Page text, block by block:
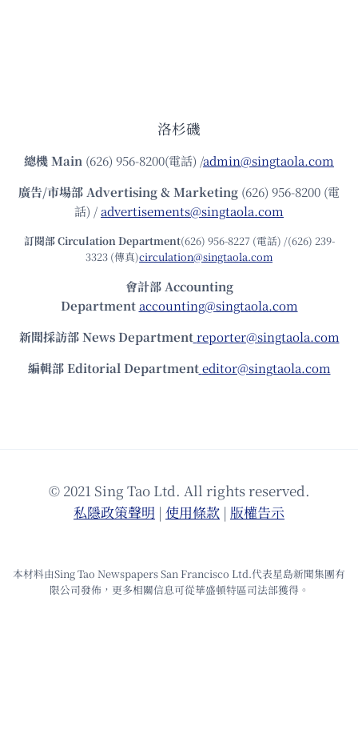
洛杉磯
總機Main (626) 956-8200(電話) /admin@singtaola.com
廣告/市場部Advertising & Marketing (626) 956-8200 (電
話) /advertisements@singtaola.com
訂閱部 Circulation Department(626) 956-8227 (電話) /(626) 239-
3323 (傳真)circulation@singtaola.com
會計部 Accounting
Department accounting@singtaola.com
新聞採訪部 News Department reporter@singtaola.com
編輯部 Editorial Department editor@singtaola.com
© 2021 Sing Tao Ltd. All rights reserved.
私隱政策聲明 | 使⽤條款 | 版權告⽰
本材料由Sing Tao Newspapers San Francisco Ltd.代表星島新聞集團有
限公司發佈，更多相關信息可從華盛頓特區司法部獲得。